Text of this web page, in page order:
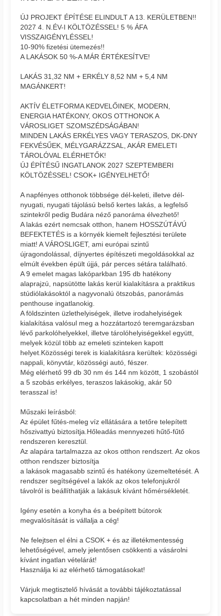
ÚJ PROJEKT ÉPÍTÉSE ELINDULT A 13. KERÜLETBEN!!
2027 4. N.ÉV-I KÖLTÖZÉSSEL! 5 % ÁFA
VISSZAIGÉNYLÉSSEL!
10-90% fizetési ütemezés!!
A LAKÁSOK 50 %-A MÁR ÉRTÉKESÍTVE!
LAKÁS 31,32 NM + ERKÉLY 8,52 NM + 5,4 NM
MAGÁNKERT!
AKTÍV ÉLETFORMA KEDVELŐINEK, MODERN,
ENERGIA HATÉKONY, OKOS OTTHONOK A
VÁROSLIGET SZOMSZÉDSÁGÁBAN!
MINDEN LAKÁS ERKÉLYES VAGY TERASZOS, DK-DNY
FEKVÉSŰEK, MÉLYGARÁZZSAL, AKÁR EMELETI
TÁROLÓVAL ELÉRHETŐK!
ÚJ ÉPÍTÉSŰ INGATLANOK 2027 SZEPTEMBERI
KÖLTÖZÉSSEL! CSOK+ IGÉNYELHETŐ!
A napfényes otthonok többsége dél-keleti, illetve dél-
nyugati, nyugati tájolású belső kertes lakás, a legfelső
szintekről pedig Budára néző panoráma élvezhető!
A lakás ezért nemcsak otthon, hanem HOSSZÚTÁVÚ
BEFEKTETÉS is a környék kiemelt fejlesztési területe
miatt! A VÁROSLIGET, ami európai szintű
újragondolással, díjnyertes építészeti megoldásokkal az
elmúlt években épült újjá, pár perces sétára található.
A 9 emelet magas lakóparkban 195 db hatékony
alaprajzú, napsütötte lakás kerül kialakításra a praktikus
stúdiólakásoktól a nagyvonalú ötszobás, panorámás
penthouse ingatlanokig.
A földszinten üzlethelyiségek, illetve irodahelyiségek
kialakítása valósul meg a hozzátartozó teremgarázsban
lévő parkolóhelyekkel, illetve tárolóhelyiségekkel együtt,
melyek közül több az emeleti szinteken kapott
helyet.Közösségi terek is kialakításra kerültek: közösségi
nappali, könyvtár, közösségi autó, fészer.
Még elérhető 99 db 30 nm és 144 nm között, 1 szobástól
a 5 szobás erkélyes, teraszos lakásokig, akár 50
terasszal is!
Műszaki leírásból:
Az épület fűtés-meleg víz ellátására a tetőre telepített
hőszivattyú biztosítja.Hőleadás mennyezeti hűtő-fűtő
rendszeren keresztül.
Az alapára tartalmazza az okos otthon rendszert. Az okos
otthon rendszer biztosítja
a lakások magasabb szintű és hatékony üzemeltetését. A
rendszer segítségével a lakók az okos telefonjukról
távolról is beállíthatják a lakásuk kívánt hőmérsékletét.
Igény esetén a konyha és a beépített bútorok
megvalósítását is vállalja a cég!
Ne felejtsen el élni a CSOK + és az illetékmentesség
lehetőségével, amely jelentősen csökkenti a vásárolni
kívánt ingatlan vételárát!
Használja ki az elérhető támogatásokat!
Várjuk megtisztelő hívását a további tájékoztatással
kapcsolatban a hét minden napján!